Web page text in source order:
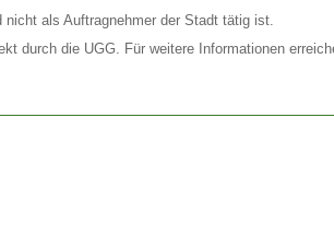
als Auftragnehmer der Stadt tätig ist.
durch die UGG. Für weitere Informationen